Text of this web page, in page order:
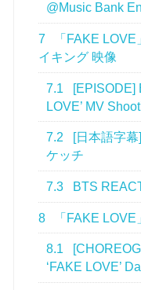
@Music Bank
7
「FAKE
イキング 映像
7.1
[EPISODE]
LOVE’ MV
7.2
[日本語字幕
ケッチ
7.3 BTS
8 「FAKE
8.1
‘FAKE LOVE’